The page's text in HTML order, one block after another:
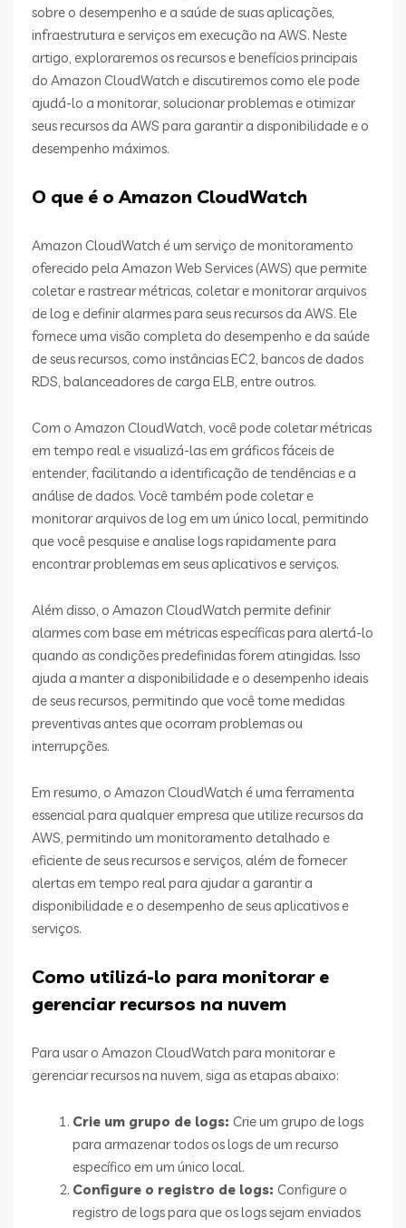
sobre o desempenho e a saúde de suas aplicações,
infraestrutura e serviços em execução na AWS. Neste
artigo, exploraremos os recursos e benefícios principais
do Amazon CloudWatch e discutiremos como ele pode
ajudá-lo a monitorar, solucionar problemas e otimizar
seus recursos da AWS para garantir a disponibilidade e o
desempenho máximos.
O que é o Amazon CloudWatch
Amazon CloudWatch é um serviço de monitoramento
oferecido pela Amazon Web Services (AWS) que permite
coletar e rastrear métricas, coletar e monitorar arquivos
de log e definir alarmes para seus recursos da AWS. Ele
fornece uma visão completa do desempenho e da saúde
de seus recursos, como instâncias EC2, bancos de dados
RDS, balanceadores de carga ELB, entre outros.
Com o Amazon CloudWatch, você pode coletar métricas
em tempo real e visualizá-las em gráficos fáceis de
entender, facilitando a identificação de tendências e a
análise de dados. Você também pode coletar e
monitorar arquivos de log em um único local, permitindo
que você pesquise e analise logs rapidamente para
encontrar problemas em seus aplicativos e serviços.
Além disso, o Amazon CloudWatch permite definir
alarmes com base em métricas específicas para alertá-lo
quando as condições predefinidas forem atingidas. Isso
ajuda a manter a disponibilidade e o desempenho ideais
de seus recursos, permitindo que você tome medidas
preventivas antes que ocorram problemas ou
interrupções.
Em resumo, o Amazon CloudWatch é uma ferramenta
essencial para qualquer empresa que utilize recursos da
AWS, permitindo um monitoramento detalhado e
eficiente de seus recursos e serviços, além de fornecer
alertas em tempo real para ajudar a garantir a
disponibilidade e o desempenho de seus aplicativos e
serviços.
Como utilizá-lo para monitorar e
gerenciar recursos na nuvem
Para usar o Amazon CloudWatch para monitorar e
gerenciar recursos na nuvem, siga as etapas abaixo:
Crie um grupo de logs: Crie um grupo de logs
para armazenar todos os logs de um recurso
específico em um único local.
Configure o registro de logs: Configure o
registro de logs para que os logs sejam enviados